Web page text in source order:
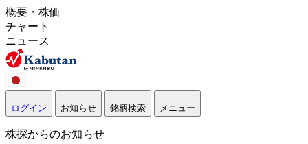
概要・株価
チャート
ニュース
ログイン お知らせ 銘柄検索 メニュー
株探からのお知らせ